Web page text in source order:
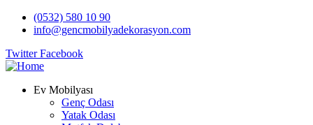
(0532) 580 10 90
info@gencmobilyadekorasyon.com
Twitter Facebook
Ev Mobilyası
Genç Odası
Yatak Odası